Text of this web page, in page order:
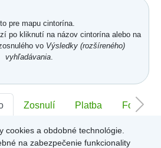
pre mapu cintorína.
po kliknutí na názov cintorína alebo na
vo Výsledky (rozšíreného)
vyhľadávania.
Zosnulí Platba Foto
Číslo:-
cookies a obdobné technológie.
na zabezpečenie funkcionality